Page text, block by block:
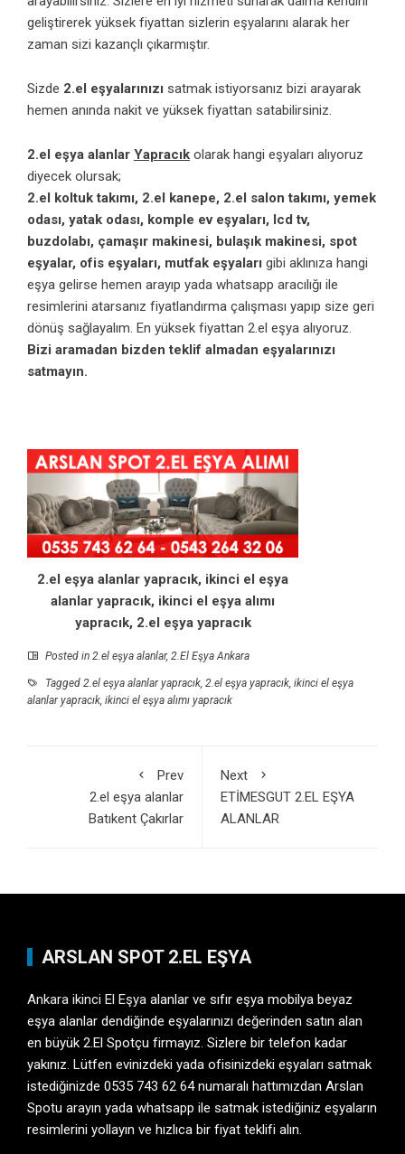
geliştirerek yüksek fiyattan sizlerin eşyalarını alarak her
zaman sizi kazançlı çıkarmıştır.
Sizde 2.el eşyalarınızı satmak istiyorsanız bizi arayarak
hemen anında nakit ve yüksek fiyattan satabilirsiniz.
2.el eşya alanlar Yapracık olarak hangi eşyaları alıyoruz
diyecek olursak;
2.el koltuk takımı, 2.el kanepe, 2.el salon takımı, yemek
odası, yatak odası, komple ev eşyaları, lcd tv,
buzdolabı, çamaşır makinesi, bulaşık makinesi, spot
eşyalar, ofis eşyaları, mutfak eşyaları gibi aklınıza hangi
eşya gelirse hemen arayıp yada whatsapp aracılığı ile
resimlerini atarsanız fiyatlandırma çalışması yapıp size geri
dönüş sağlayalım. En yüksek fiyattan 2.el eşya alıyoruz.
Bizi aramadan bizden teklif almadan eşyalarınızı
satmayın.
2.el eşya alanlar yapracık, ikinci el eşya
alanlar yapracık, ikinci el eşya alımı
yapracık, 2.el eşya yapracık
Posted in 2.el eşya alanlar, 2.El Eşya Ankara
Tagged 2.el eşya alanlar yapracık 2.el eşya yapracık ikinci el eşya
alanlar yapracık ikinci el eşya alımı yapracık
Prev
2.el eşya alanlar
Batıkent Çakırlar
Next
ETİMESGUT 2.EL EŞYA
ALANLAR
ARSLAN SPOT 2.EL EŞYA
Ankara ikinci El Eşya alanlar ve sıfır eşya mobilya beyaz
eşya alanlar dendiğinde eşyalarınızı değerinden satın alan
en büyük 2.El Spotçu firmayız. Sizlere bir telefon kadar
yakınız. Lütfen evinizdeki yada ofisinizdeki eşyaları satmak
istediğinizde 0535 743 62 64 numaralı hattımızdan Arslan
Spotu arayın yada whatsapp ile satmak istediğiniz eşyaların
resimlerini yollayın ve hızlıca bir fiyat teklifi alın.